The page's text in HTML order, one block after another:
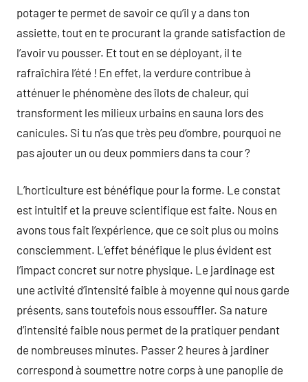
potager te permet de savoir ce qu’il y a dans ton
assiette, tout en te procurant la grande satisfaction de
l’avoir vu pousser. Et tout en se déployant, il te
rafraîchira l’été ! En effet, la verdure contribue à
atténuer le phénomène des îlots de chaleur, qui
transforment les milieux urbains en sauna lors des
canicules. Si tu n’as que très peu d’ombre, pourquoi ne
pas ajouter un ou deux pommiers dans ta cour ?
L’horticulture est bénéfique pour la forme. Le constat
est intuitif et la preuve scientifique est faite. Nous en
avons tous fait l’expérience, que ce soit plus ou moins
consciemment. L’effet bénéfique le plus évident est
l’impact concret sur notre physique. Le jardinage est
une activité d’intensité faible à moyenne qui nous garde
présents, sans toutefois nous essouffler. Sa nature
d’intensité faible nous permet de la pratiquer pendant
de nombreuses minutes. Passer 2 heures à jardiner
correspond à soumettre notre corps à une panoplie de